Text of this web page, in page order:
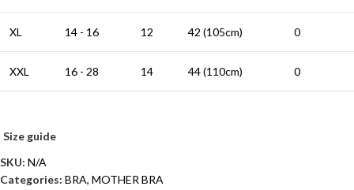
XL 14 - 16 12 42 (105cm) 0
XXL 16 - 28 14 44 (110cm) 0
Size guide
SKU: N/A
Categories: BRA, MOTHER BRA